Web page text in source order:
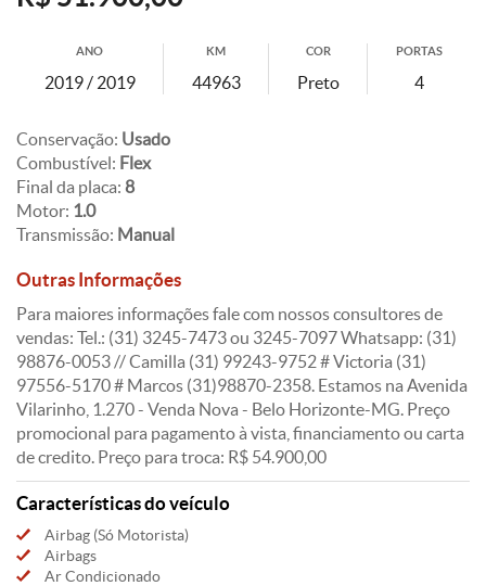
ANO
2019 / 2019
KM
44963
COR
Preto
PORTAS
4
Conservação: Usado
Combustível: Flex
Final da placa: 8
Motor: 1.0
Transmissão: Manual
Outras Informações
Para maiores informações fale com nossos consultores de
vendas: Tel.: (31) 3245-7473 ou 3245-7097 Whatsapp: (31)
98876-0053 // Camilla (31) 99243-9752 # Victoria (31)
97556-5170 # Marcos (31)98870-2358. Estamos na Avenida
Vilarinho, 1.270 - Venda Nova - Belo Horizonte-MG. Preço
promocional para pagamento à vista, financiamento ou carta
de credito. Preço para troca: R$ 54.900,00
Características do veículo
Airbag (Só Motorista)
Airbags
Ar Condicionado